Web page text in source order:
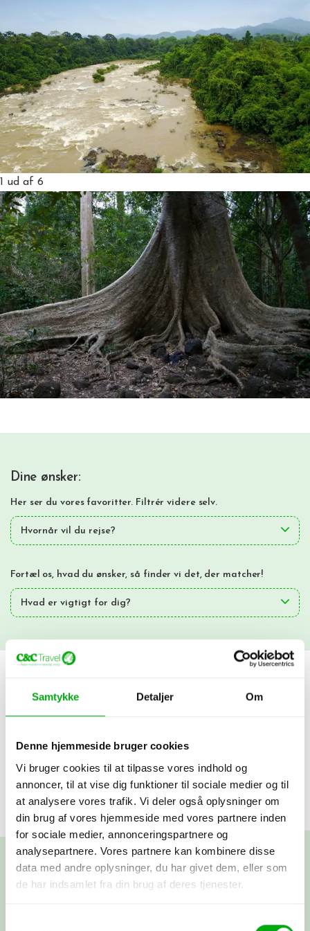
Samtykke Detaljer Om
Denne hjemmeside bruger cookies
Vi bruger cookies til at tilpasse vores indhold og
annoncer, til at vise dig funktioner til sociale medier og til
at analysere vores trafik. Vi deler også oplysninger om
din brug af vores hjemmeside med vores partnere inden
for sociale medier, annonceringspartnere og
analysepartnere. Vores partnere kan kombinere disse
data med andre oplysninger, du har givet dem, eller som
de har indsamlet fra din brug af deres tjenester.
1 ud af 6
Dine ønsker:
Her ser du vores favoritter. Filtrér videre selv.
Hvornår vil du rejse?
Fortæl os, hvad du ønsker, så finder vi det, der matcher!
Hvad er vigtigt for dig?